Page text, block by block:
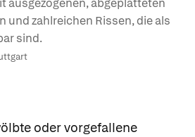
ausgezogenen, abgeplatteten
und zahlreichen Rissen, die als
sind.
oder vorgefallene